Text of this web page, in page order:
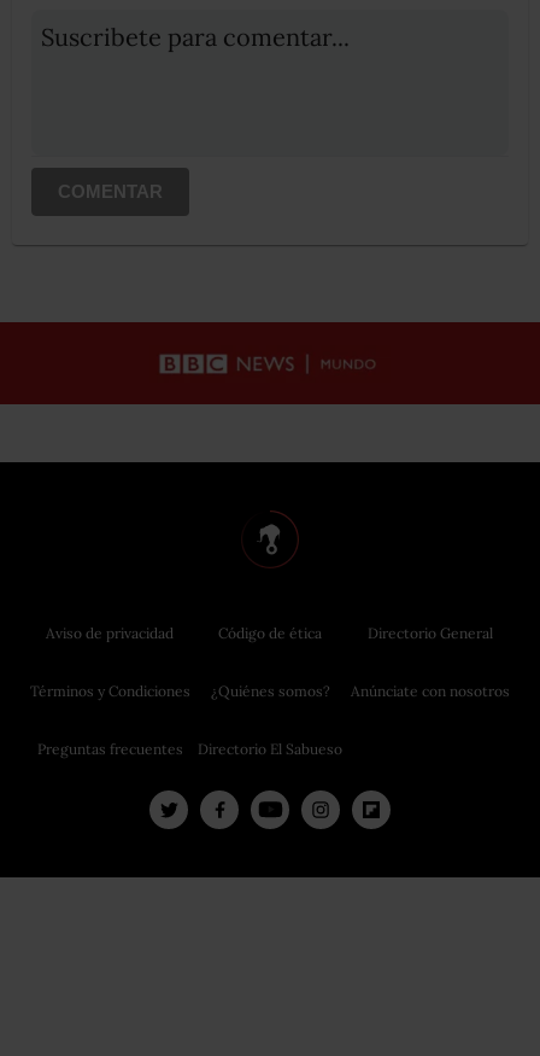
Suscribete para comentar...
COMENTAR
Aviso de privacidad
Términos y Condiciones
Preguntas frecuentes
Código de ética
¿Quiénes somos?
Directorio El Sabueso
Directorio General
Anúnciate con nosotros